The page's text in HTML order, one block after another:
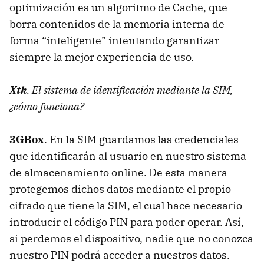
optimización es un algoritmo de Cache, que
borra contenidos de la memoria interna de
forma “inteligente” intentando garantizar
siempre la mejor experiencia de uso.
Xtk. El sistema de identificación mediante laSIM,
¿cómo funciona?
3GBox. En la SIM guardamos las credenciales
que identificarán al usuario en nuestro sistema
de almacenamiento online. De esta manera
protegemos dichos datos mediante el propio
cifrado que tiene la SIM, el cual hace necesario
introducir el código PINpara poder operar. Así,
si perdemos el dispositivo, nadie que no conozca
nuestro PINpodrá acceder a nuestros datos.